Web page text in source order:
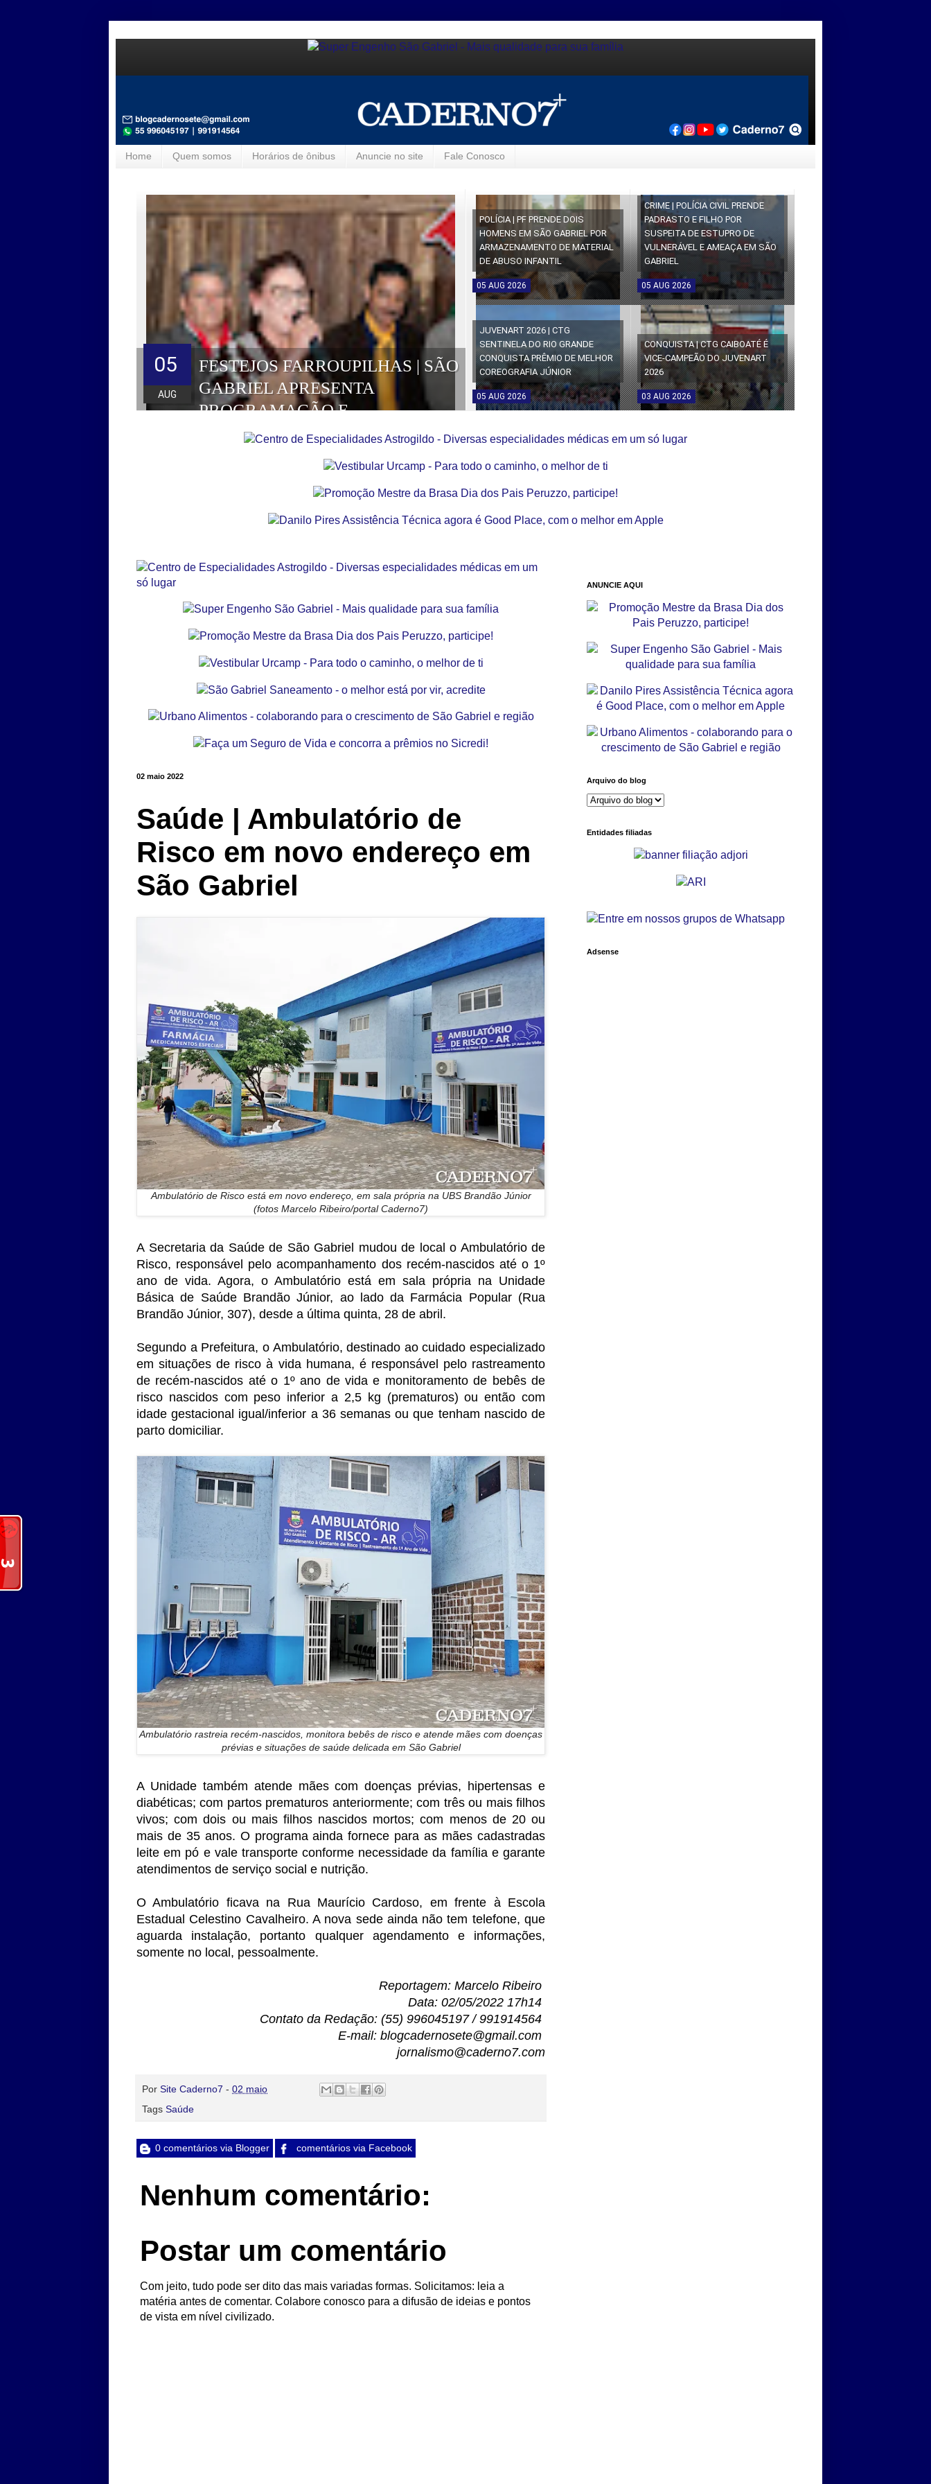
Home Quem somos Horários de ônibus Anuncie no site Fale Conosco
FESTEJOS FARROUPILHAS | SÃO
GABRIEL APRESENTA
PROGRAMAÇÃO E
HOMENAGEADOS DA EDIÇÃO
05
AUG
POLÍCIA | PF PRENDE DOIS
HOMENS EM SÃO GABRIEL POR
ARMAZENAMENTO DE MATERIAL
DE ABUSO INFANTIL
05 AUG 2026
CRIME | POLÍCIA CIVIL PRENDE
PADRASTO E FILHO POR
SUSPEITA DE ESTUPRO DE
VULNERÁVEL E AMEAÇA EM SÃO
GABRIEL
05 AUG 2026
JUVENART 2026 | CTG
SENTINELA DO RIO GRANDE
CONQUISTA PRÊMIO DE MELHOR
COREOGRAFIA JÚNIOR
05 AUG 2026
CONQUISTA | CTG CAIBOATÉ É
VICE-CAMPEÃO DO JUVENART
2026
03 AUG 2026
02 maio 2022
Saúde | Ambulatório de
Risco em novo endereço em
São Gabriel
Ambulatório de Risco está em novo endereço, em sala própria na UBS Brandão Júnior
(fotos Marcelo Ribeiro/portal Caderno7)
A Secretaria da Saúde de São Gabriel mudou de local o Ambulatório de
Risco, responsável pelo acompanhamento dos recém-nascidos até o 1º
ano de vida. Agora, o Ambulatório está em sala própria na Unidade
Básica de Saúde Brandão Júnior, ao lado da Farmácia Popular (Rua
Brandão Júnior, 307), desde a última quinta, 28 de abril.
Segundo a Prefeitura, o Ambulatório, destinado ao cuidado especializado
em situações de risco à vida humana, é responsável pelo rastreamento
de recém-nascidos até o 1º ano de vida e monitoramento de bebês de
risco nascidos com peso inferior a 2,5 kg (prematuros) ou então com
idade gestacional igual/inferior a 36 semanas ou que tenham nascido de
parto domiciliar.
Ambulatório rastreia recém-nascidos, monitora bebês de risco e atende mães com doenças
prévias e situações de saúde delicada em São Gabriel
A Unidade também atende mães com doenças prévias, hipertensas e
diabéticas; com partos prematuros anteriormente; com três ou mais filhos
vivos; com dois ou mais filhos nascidos mortos; com menos de 20 ou
mais de 35 anos. O programa ainda fornece para as mães cadastradas
leite em pó e vale transporte conforme necessidade da família e garante
atendimentos de serviço social e nutrição.
O Ambulatório ficava na Rua Maurício Cardoso, em frente à Escola
Estadual Celestino Cavalheiro. A nova sede ainda não tem telefone, que
aguarda instalação, portanto qualquer agendamento e informações,
somente no local, pessoalmente.
Reportagem: Marcelo Ribeiro
Data: 02/05/2022 17h14
Contato da Redação: (55) 996045197 / 991914564
E-mail: blogcadernosete@gmail.com
jornalismo@caderno7.com
Por Site Caderno7 - 02 maio
Tags Saúde
0 comentários via Blogger comentários via Facebook
Nenhum comentário:
Postar um comentário
Com jeito, tudo pode ser dito das mais variadas formas. Solicitamos: leia a
matéria antes de comentar. Colabore conosco para a difusão de ideias e pontos
de vista em nível civilizado.
ANUNCIE AQUI
Arquivo do blog
Entidades filiadas
Adsense